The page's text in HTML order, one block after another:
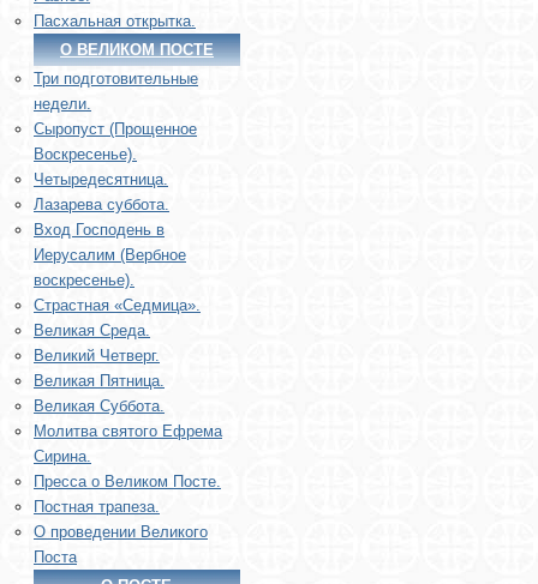
Пасхальная открытка.
О ВЕЛИКОМ ПОСТЕ
Три подготовительные
недели.
Сыропуст (Прощенное
Воскресенье).
Четыредесятница.
Лазарева суббота.
Вход Господень в
Иерусалим (Вербное
воскресенье).
Страстная «Седмица».
Великая Среда.
Великий Четверг.
Великая Пятница.
Великая Суббота.
Молитва святого Ефрема
Сирина.
Пресса о Великом Посте.
Постная трапеза.
О проведении Великого
Поста